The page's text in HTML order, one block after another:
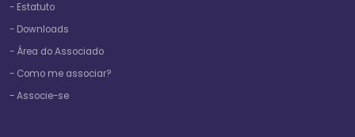
- Estatuto
- Downloads
- Área do Associado
- Como me associar?
- Associe-se